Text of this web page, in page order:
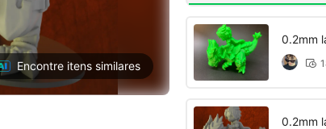
Encontre itens similares
0.2mm

0.2mm